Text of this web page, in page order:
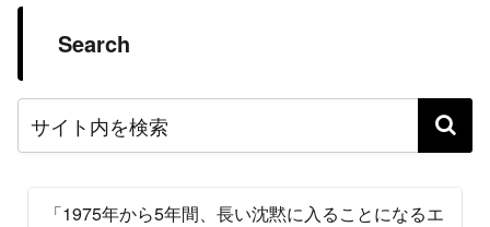
Search
「1975年から5年間、長い沈黙に入ることになるエ